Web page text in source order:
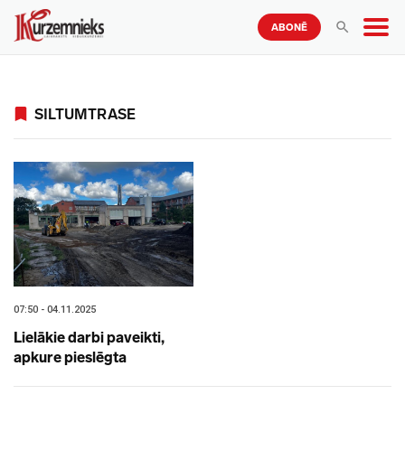
ABONĒ
SILTUMTRASE
07:50 - 04.11.2025
Lielākie darbi paveikti,
apkure pieslēgta